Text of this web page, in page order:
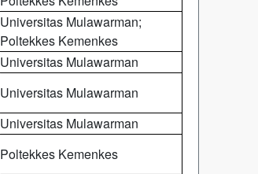
Universitas Mulawarman;
Poltekkes Kemenkes
Universitas Mulawarman
Universitas Mulawarman
Universitas Mulawarman
Poltekkes Kemenkes